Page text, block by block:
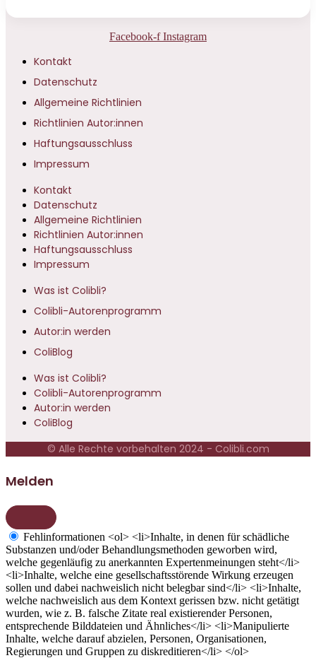
Facebook-f Instagram
Kontakt
Datenschutz
Allgemeine Richtlinien
Richtlinien Autor:innen
Haftungsausschluss
Impressum
Kontakt
Datenschutz
Allgemeine Richtlinien
Richtlinien Autor:innen
Haftungsausschluss
Impressum
Was ist Colibli?
Colibli-Autorenprogramm
Autor:in werden
ColiBlog
Was ist Colibli?
Colibli-Autorenprogramm
Autor:in werden
ColiBlog
© Alle Rechte vorbehalten 2024 - Colibli.com
Melden
Fehlinformationen <ol> <li>Inhalte, in denen für schädliche
Substanzen und/oder Behandlungsmethoden geworben wird,
welche gegenläufig zu anerkannten Expertenmeinungen steht</li>
<li>Inhalte, welche eine gesellschaftsstörende Wirkung erzeugen
sollen und dabei nachweislich nicht belegbar sind</li> <li>Inhalte,
welche nachweislich aus dem Kontext gerissen bzw. nicht getätigt
wurden, wie z. B. falsche Zitate real existierender Personen,
entsprechende Bilddateien und Ähnliches</li> <li>Manipulierte
Inhalte, welche darauf abzielen, Personen, Organisationen,
Regierungen und Gruppen zu diskreditieren</li> </ol>